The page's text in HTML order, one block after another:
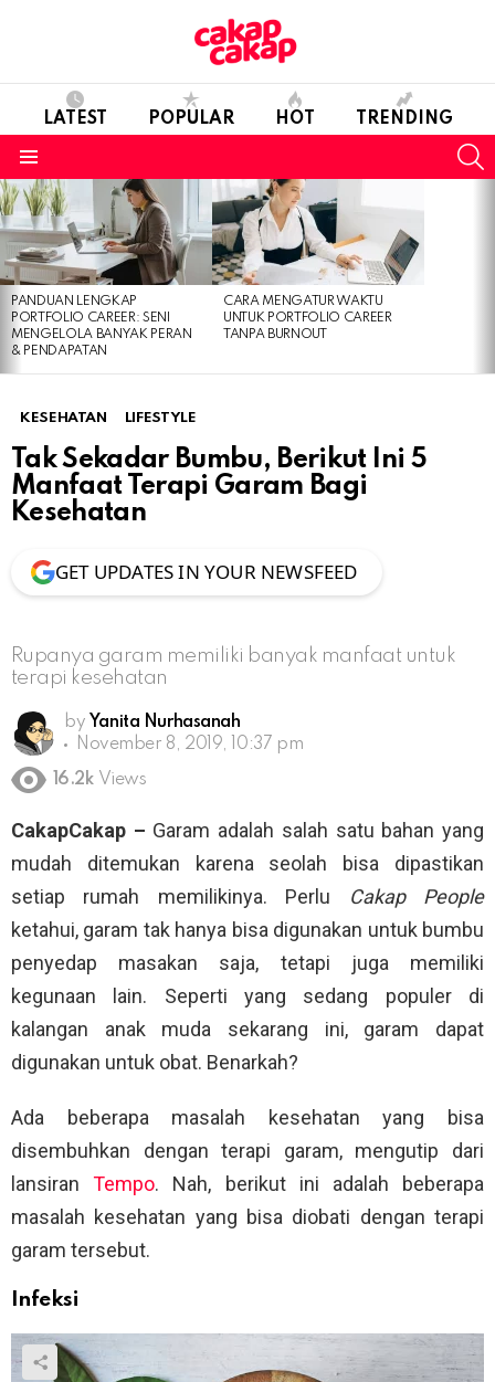
LATEST POPULAR HOT TRENDING
LATEST
STORIES
PANDUAN LENGKAP
PORTFOLIO CAREER: SENI
MENGELOLA BANYAK PERAN
& PENDAPATAN
CARA MENGATUR WAKTU
UNTUK PORTFOLIO CAREER
TANPA BURNOUT
KESEHATAN LIFESTYLE
Tak Sekadar Bumbu, Berikut Ini 5
Manfaat Terapi Garam Bagi
Kesehatan
GET UPDATES IN YOUR NEWSFEED
Rupanya garam memiliki banyak manfaat untuk
terapi kesehatan
by Yanita Nurhasanah
November 8, 2019, 10:37 pm
16.2k Views
CakapCakap – Garam adalah salah satu bahan yang
mudah ditemukan karena seolah bisa dipastikan
setiap rumah memilikinya. Perlu
Cakap People
ketahui, garam tak hanya bisa digunakan untuk bumbu
penyedap masakan saja, tetapi juga memiliki
kegunaan lain. Seperti yang sedang populer di
kalangan anak muda sekarang ini, garam dapat
digunakan untuk obat. Benarkah?
Ada beberapa masalah kesehatan yang bisa
disembuhkan dengan terapi garam, mengutip dari
lansiranTempo. Nah, berikut ini adalah beberapa
masalah kesehatan yang bisa diobati dengan terapi
garam tersebut.
Infeksi